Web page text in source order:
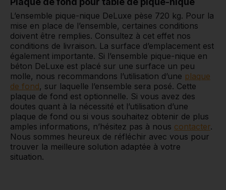
L’ensemble pique-nique DeLuxe pèse 720 kg. Pour la
mise en place de l’ensemble, certaines conditions
doivent être remplies. Consultez à cet effet nos
conditions de livraison. La surface d’emplacement est
également importante. Si l’ensemble pique-nique en
béton DeLuxe est placé sur une surface un peu
molle, nous recommandons l’utilisation d’une plaque
de fond, sur laquelle l’ensemble sera posé. Cette
plaque de fond est optionnelle. Si vous avez des
doutes quant à la nécessité et l’utilisation d’une
plaque de fond ou si vous souhaitez obtenir de plus
amples informations, n’hésitez pas à nous contacter.
Nous sommes heureux de réfléchir avec vous pour
trouver la meilleure solution adaptée à votre
situation.